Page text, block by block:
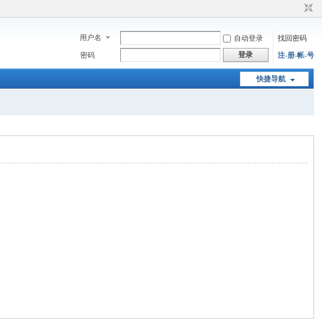
用户名 自动登录
找回密码
密码
登录 注-册-帐-号
快捷导航